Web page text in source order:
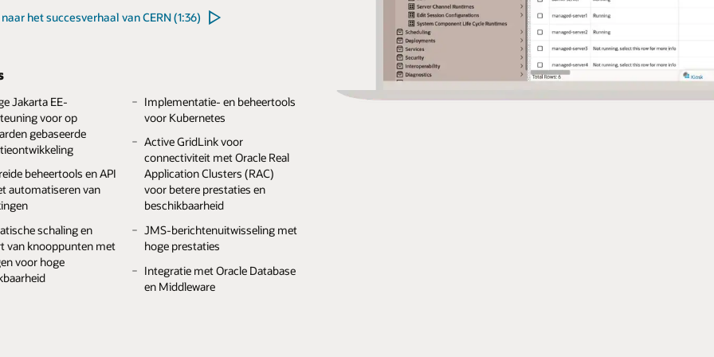
het succesverhaal van CERN (1:36)
Jakarta EE-
voor op
gebaseerde
beheertools en API
automatiseren van
schaling en
van knooppunten met
voor hoge
Implementatie- en beheertools
voor Kubernetes
Active GridLink voor
connectiviteit met Oracle Real
Application Clusters (RAC)
voor betere prestaties en
beschikbaarheid
JMS-berichtenuitwisseling met
hoge prestaties
Integratie met Oracle Database
en Middleware
overzicht met de nieuwe functies (6:57)
prestaties voor
object- en
caching met
Opvragen en transacties voor
gebeurtenisafhandeling op
Gedistribueerde verwerking ter
plaatse
Hot cache voor realtime-
database vernieuwing
Multi-site data federatie
van java.util.concurrent
prijzen
en
connectiviteit
Autonomous
API-toegang
Keuze uit ondersteunde versies
en edities
Vereenvoudigde migratie met
tools en
infrastructuurondersteuning